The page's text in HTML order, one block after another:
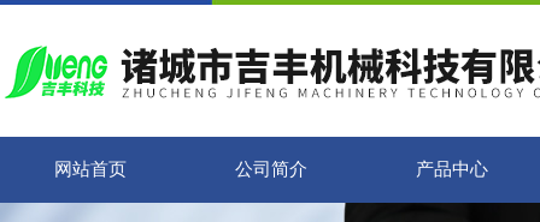
网站首页 公司简介 产品中心